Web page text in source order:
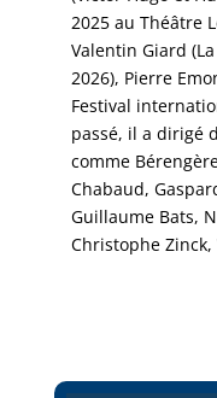
2025 au Théâtre
Valentin Giard
2026), Pierre
Festival
passé, il a dirigé
comme
Chabaud,
Guillaume Bats,
Christophe